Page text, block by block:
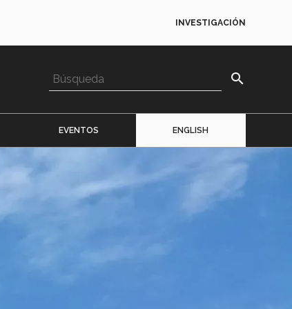
INVESTIGACIÓN
search
EVENTOS ENGLISH